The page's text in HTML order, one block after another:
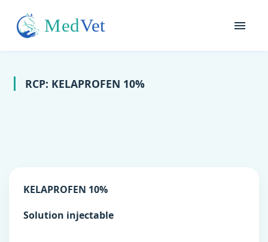
RCP: KELAPROFEN 10%
KELAPROFEN 10%
Solution injectable